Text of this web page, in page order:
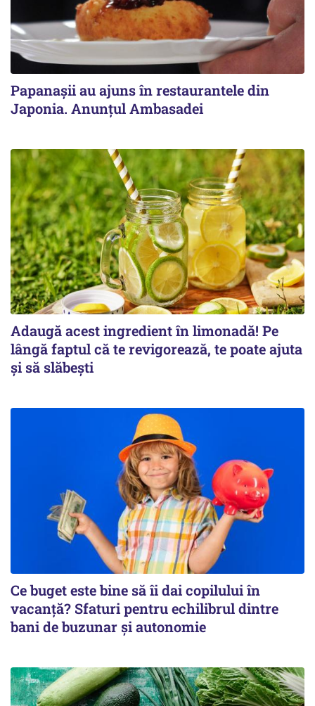
Papanașii au ajuns în restaurantele din
Japonia. Anunțul Ambasadei
Adaugă acest ingredient în limonadă! Pe
lângă faptul că te revigorează, te poate ajuta
și să slăbești
Ce buget este bine să îi dai copilului în
vacanță? Sfaturi pentru echilibrul dintre
bani de buzunar și autonomie